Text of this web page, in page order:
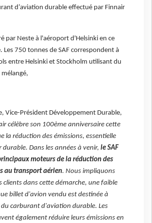
d’aviation durable effectué par Finnair
par Neste à l'aéroport d'Helsinki en ce
Les 750 tonnes de SAF correspondent à
entre Helsinki et Stockholm utilisant du
Vice-Président Développement Durable,
célèbre son 100ème anniversaire cette
la réduction des émissions, essentielle
Dans les années à venir, le SAF
moteurs de la réduction des
au transport aérien. Nous impliquons
clients dans cette démarche, une faible
billet d'avion vendu est destinée à
carburant d'aviation durable. Les
également réduire leurs émissions en